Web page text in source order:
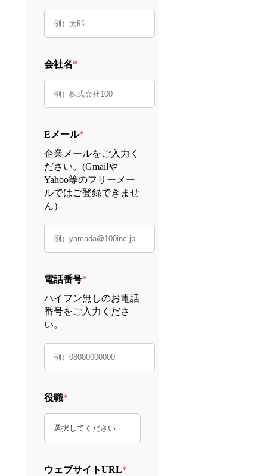
会社名*
Eメール*
企業メールをご入力く
ださい。(Gmailや
Yahoo等のフリーメー
ルではご登録できませ
ん）
電話番号*
ハイフン無しのお電話
番号をご入力くださ
い。
役職*
ウェブサイトURL*